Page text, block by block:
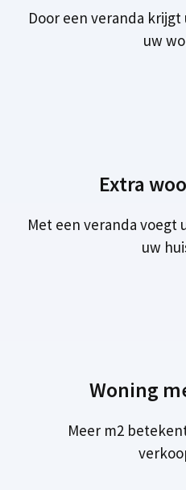
Door een veranda
uw
Extra
Met een veranda voegt
uw
Woning
Meer m2